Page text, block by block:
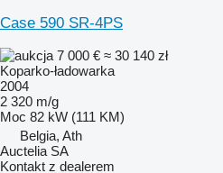
Case 590 SR-4PS
7 000 € ≈ 30 140 zł
Koparko-ładowarka
2004
2 320 m/g
Moc 82 kW (111 KM)
Belgia, Ath
Auctelia SA
Kontakt z dealerem